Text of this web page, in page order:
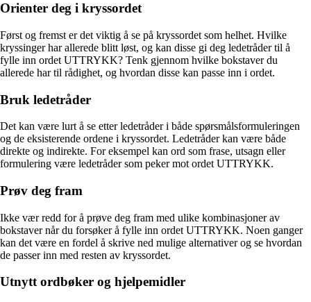
Orienter deg i kryssordet
Først og fremst er det viktig å se på kryssordet som helhet. Hvilke
kryssinger har allerede blitt løst, og kan disse gi deg ledetråder til å
fylle inn ordet UTTRYKK? Tenk gjennom hvilke bokstaver du
allerede har til rådighet, og hvordan disse kan passe inn i ordet.
Bruk ledetråder
Det kan være lurt å se etter ledetråder i både spørsmålsformuleringen
og de eksisterende ordene i kryssordet. Ledetråder kan være både
direkte og indirekte. For eksempel kan ord som frase, utsagn eller
formulering være ledetråder som peker mot ordet UTTRYKK.
Prøv deg fram
Ikke vær redd for å prøve deg fram med ulike kombinasjoner av
bokstaver når du forsøker å fylle inn ordet UTTRYKK. Noen ganger
kan det være en fordel å skrive ned mulige alternativer og se hvordan
de passer inn med resten av kryssordet.
Utnytt ordbøker og hjelpemidler